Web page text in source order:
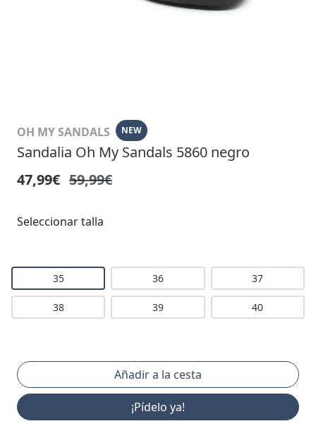
OH MY SANDALS NEW
Sandalia Oh My Sandals 5860 negro
47,99€ 59,99€
Seleccionar talla
35 36 37
38 39 40
¡Pídelo ya!